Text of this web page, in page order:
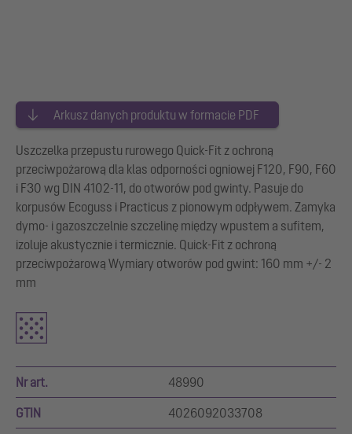
Arkusz danych produktu w formacie PDF
Uszczelka przepustu rurowego Quick-Fit z ochroną
przeciwpożarową dla klas odporności ogniowej F120, F90, F60
i F30 wg DIN 4102-11, do otworów pod gwinty. Pasuje do
korpusów Ecoguss i Practicus z pionowym odpływem. Zamyka
dymo- i gazoszczelnie szczelinę między wpustem a sufitem,
izoluje akustycznie i termicznie. Quick-Fit z ochroną
przeciwpożarową Wymiary otworów pod gwint: 160 mm +/- 2
mm
Nr art. 48990
GTIN 4026092033708